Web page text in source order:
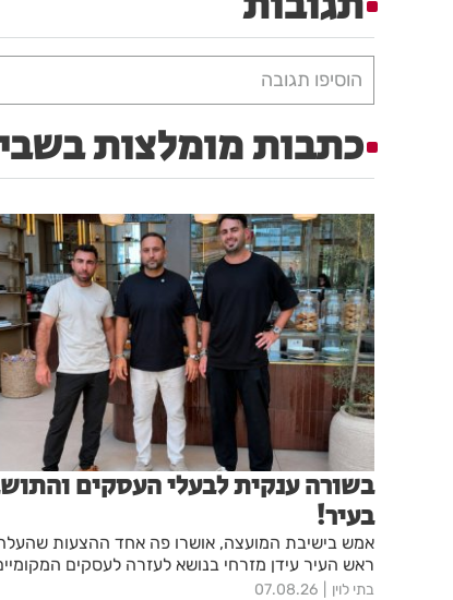
הוסיפו תגובה
כתבות מומלצות
בשורה ענקית לבעלי העסקים
בעיר!
אמש בישיבת המועצה, אושרו פה אחד ההצעות
ראש העיר עידן מזרחי בנושא לעזרה לעסקים המקומיים
בתי לוין 07.08.26